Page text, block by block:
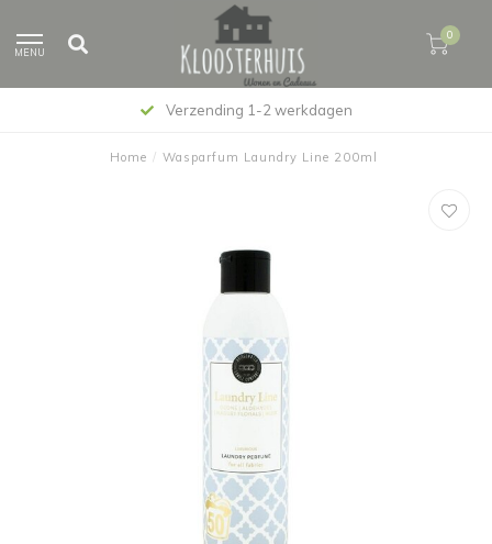
MENU
0
Verzending 1-2 werkdagen
Home / Wasparfum Laundry Line 200ml